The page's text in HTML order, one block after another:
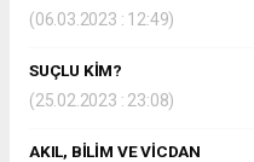
(06.03.2023 : 12:49)
SUÇLU KİM?
(25.02.2023 : 23:08)
AKIL, BİLİM VE VİCDAN